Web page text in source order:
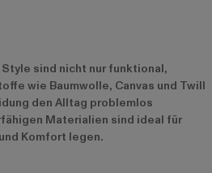
sind nicht nur funktional,
wie Baumwolle, Canvas und Twill
den Alltag problemlos
Materialien sind ideal für
Komfort legen.